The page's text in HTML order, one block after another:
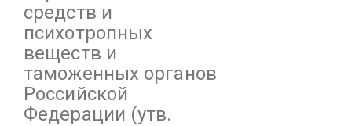
средств и
психотропных
веществ и
таможенных органов
Российской
Федерации (утв.